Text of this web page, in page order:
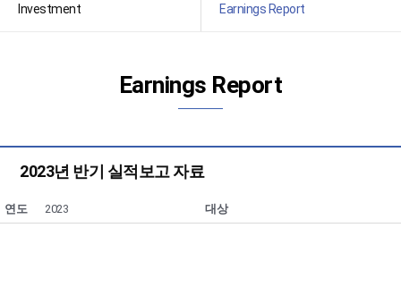
Investment Earnings Report
Earnings Report
2023년 반기 실적보고 자료
연도 2023 대상